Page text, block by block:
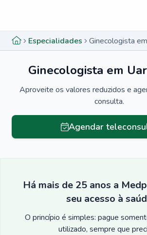
Especialidades
Ginecologista em
Aproveite os valores reduzidos e
consulta.
Agendar
Há mais de 25 anos a
seu acesso à
O princípio é simples: pague
utilizado, sempre que